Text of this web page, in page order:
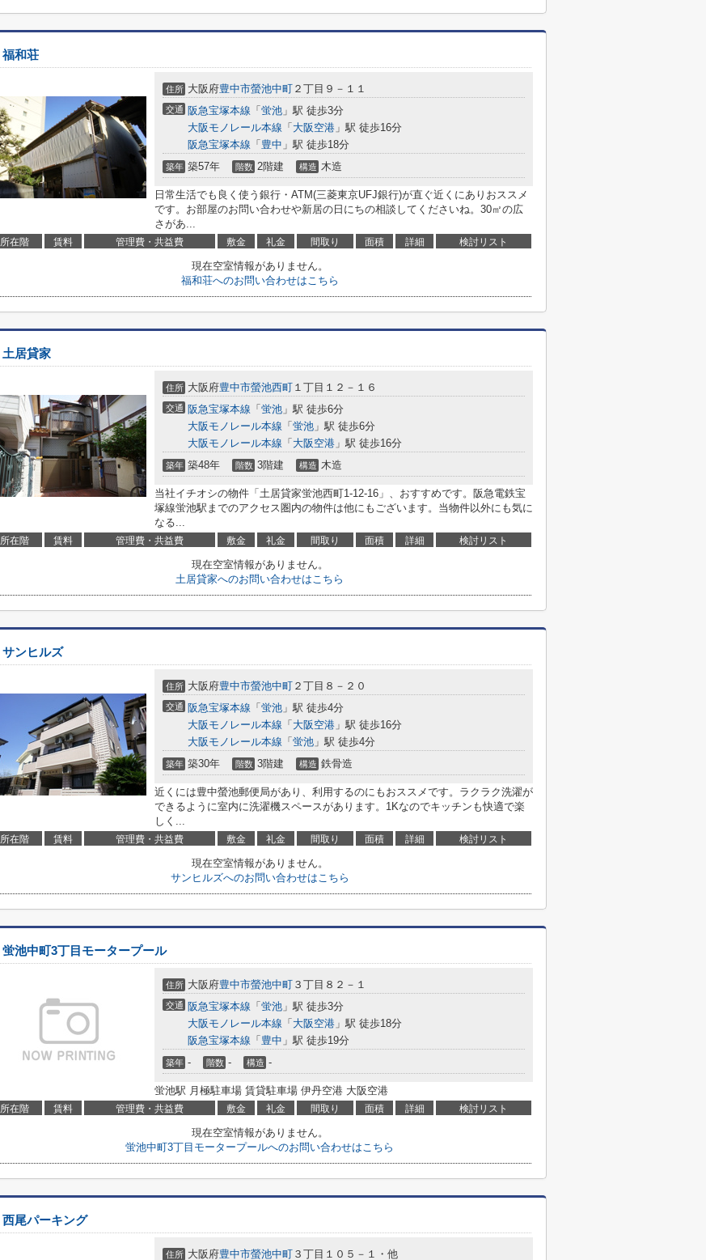
福和荘
住所 大阪府豊中市螢池中町 ２丁目９－１１
交通 阪急宝塚本線 「 蛍池 」駅 徒歩3分
大阪モノレール本線 「 大阪空港 」駅 徒歩16分
阪急宝塚本線 「 豊中 」駅 徒歩18分
築年 築57年 階数 2階建 構造 木造
日常生活でも良く使う銀行・ATM(三菱東京UFJ銀行)が直ぐ近くにありおススメ
です。お部屋のお問い合わせや新居の日にちの相談してくださいね。30㎡の広
さがあ...
所在階 賃料 管理費・共益費 敷金 礼金 間取り 面積 詳細 検討リスト
現在空室情報がありません。
福和荘へのお問い合わせはこちら
土居貸家
住所 大阪府豊中市螢池西町 １丁目１２－１６
交通 阪急宝塚本線 「 蛍池 」駅 徒歩6分
大阪モノレール本線 「 蛍池 」駅 徒歩6分
大阪モノレール本線 「 大阪空港 」駅 徒歩16分
築年 築48年 階数 3階建 構造 木造
当社イチオシの物件「土居貸家蛍池西町1-12-16」、おすすめです。阪急電鉄宝
塚線蛍池駅までのアクセス圏内の物件は他にもございます。当物件以外にも気に
なる...
所在階 賃料 管理費・共益費 敷金 礼金 間取り 面積 詳細 検討リスト
現在空室情報がありません。
土居貸家へのお問い合わせはこちら
サンヒルズ
住所 大阪府豊中市螢池中町 ２丁目８－２０
交通 阪急宝塚本線 「 蛍池 」駅 徒歩4分
大阪モノレール本線 「 大阪空港 」駅 徒歩16分
大阪モノレール本線 「 蛍池 」駅 徒歩4分
築年 築30年 階数 3階建 構造 鉄骨造
近くには豊中螢池郵便局があり、利用するのにもおススメです。ラクラク洗濯が
できるように室内に洗濯機スペースがあります。1Kなのでキッチンも快適で楽
しく...
所在階 賃料 管理費・共益費 敷金 礼金 間取り 面積 詳細 検討リスト
現在空室情報がありません。
サンヒルズへのお問い合わせはこちら
蛍池中町3丁目モータープール
住所 大阪府豊中市螢池中町 ３丁目８２－１
交通 阪急宝塚本線 「 蛍池 」駅 徒歩3分
大阪モノレール本線 「 大阪空港 」駅 徒歩18分
阪急宝塚本線 「 豊中 」駅 徒歩19分
築年 - 階数 - 構造 -
蛍池駅 月極駐車場 賃貸駐車場 伊丹空港 大阪空港
所在階 賃料 管理費・共益費 敷金 礼金 間取り 面積 詳細 検討リスト
現在空室情報がありません。
蛍池中町3丁目モータープールへのお問い合わせはこちら
西尾パーキング
住所 大阪府豊中市螢池中町 ３丁目１０５－１・他